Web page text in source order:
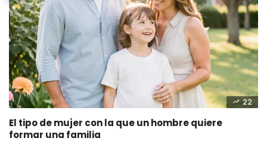
22
El tipo de mujer con la que un hombre quiere
formar una familia